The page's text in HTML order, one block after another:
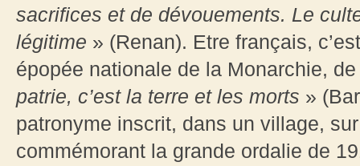
sacrifices et de dévouements. Le
légitime » (Renan). Etre français,
épopée nationale de la Monarchie,
patrie, c’est la terre et les morts »
patronyme inscrit, dans un village,
commémorant la grande ordalie de